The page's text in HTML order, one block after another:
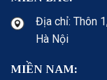
Địa chỉ: Thôn
Hà Nội
MIỀN NAM: